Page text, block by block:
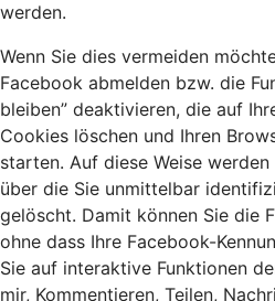
werden.
Wenn Sie dies vermeiden
Facebook abmelden bzw. die
bleiben” deaktivieren, die auf
Cookies löschen und Ihren
starten. Auf diese Weise
über die Sie unmittelbar
gelöscht. Damit können Sie die
ohne dass Ihre Facebook-
Sie auf interaktive Funktionen
mir, Kommentieren, Teilen,